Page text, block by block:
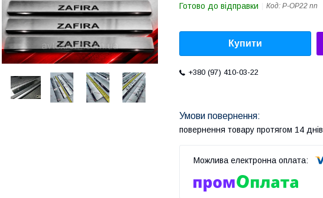
Готово до відправки Код: P-OP22 nn
Купити
+380 (97) 410-03-22
повернення товару протягом 14 днів